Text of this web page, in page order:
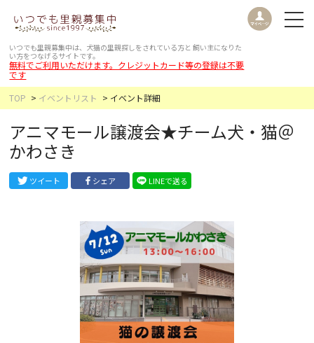
いつでも里親募集中は、犬猫の里親探しをされている方と 飼い主になりた
い方をつなげるサイトです。
無料でご利用いただけます。クレジットカード等の登録は不要
です
TOP
イベントリスト イベント詳細
アニマモール譲渡会★チーム犬・猫＠
かわさき
ツイート シェア LINEで送る